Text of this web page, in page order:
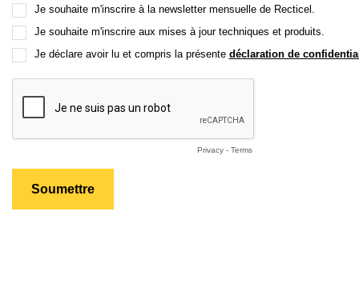
Je souhaite m'inscrire à la newsletter mensuelle de Recticel.
Je souhaite m'inscrire aux mises à jour techniques et produits.
Je déclare avoir lu et compris la présente déclaration de
Privacy- Terms